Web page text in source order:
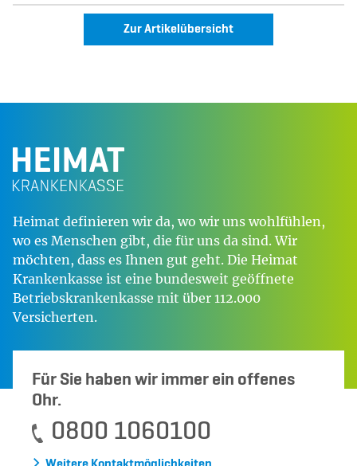
Zur Artikelübersicht
Heimat definieren wir da, wo wir uns wohlfühlen,
wo es Menschen gibt, die für uns da sind. Wir
möchten, dass es Ihnen gut geht. Die Heimat
Krankenkasse ist eine bundesweit geöffnete
Betriebskrankenkasse mit über 112.000
Versicherten.
Für Sie haben wir immer ein offenes
Ohr.
0800 1060100